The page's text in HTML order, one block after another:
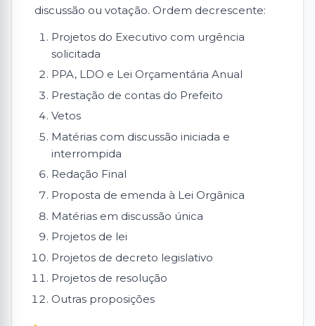
discussão ou votação. Ordem decrescente:
Projetos do Executivo com urgência
solicitada
PPA, LDO e Lei Orçamentária Anual
Prestação de contas do Prefeito
Vetos
Matérias com discussão iniciada e
interrompida
Redação Final
Proposta de emenda à Lei Orgânica
Matérias em discussão única
Projetos de lei
Projetos de decreto legislativo
Projetos de resolução
Outras proposições